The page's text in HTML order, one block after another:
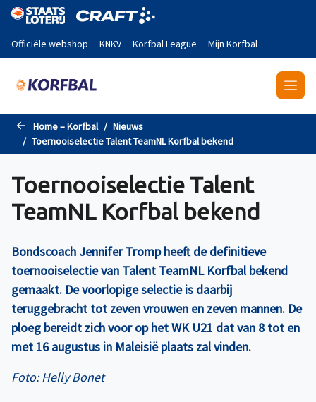
Naar de hoofdinhoud gaan
Officiële webshop KNKV Korfbal League Mijn Korfbal
Home – Korfbal
Nieuws
Toernooiselectie Talent TeamNL Korfbal bekend
Toernooiselectie Talent
TeamNL Korfbal bekend
Bondscoach Jennifer Tromp heeft de definitieve
toernooiselectie van Talent TeamNL Korfbal bekend
gemaakt. De voorlopige selectie is daarbij
teruggebracht tot zeven vrouwen en zeven mannen. De
ploeg bereidt zich voor op het WK U21 dat van 8 tot en
met 16 augustus in Maleisië plaats zal vinden.
Foto: Helly Bonet